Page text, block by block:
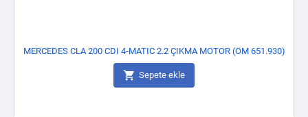
MERCEDES CLA 200 CDI 4-MATIC 2.2 ÇIKMA MOTOR (OM 651.930)
 Sepete ekle